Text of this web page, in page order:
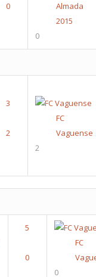
Almada
2015
0
FC
Vaguense
2
FC
0